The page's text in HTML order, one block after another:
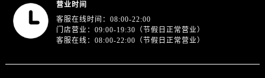
营业时间
客服在线时间：08:00-22:00
门店营业：09:00-19:30（节假日正常营业）
客服在线：08:00-22:00（节假日正常营业）